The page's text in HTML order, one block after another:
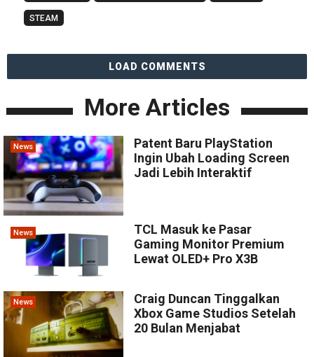
STEAM
LOAD COMMENTS
More Articles
News
Patent Baru PlayStation
Ingin Ubah Loading Screen
Jadi Lebih Interaktif
News
TCL Masuk ke Pasar
Gaming Monitor Premium
Lewat OLED+ Pro X3B
News
Craig Duncan Tinggalkan
Xbox Game Studios Setelah
20 Bulan Menjabat